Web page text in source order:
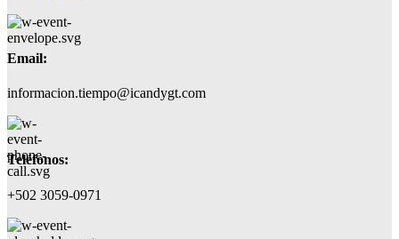
Email:
informacion.tiempo@icandygt.com
Teléfonos:
+502 3059-0971